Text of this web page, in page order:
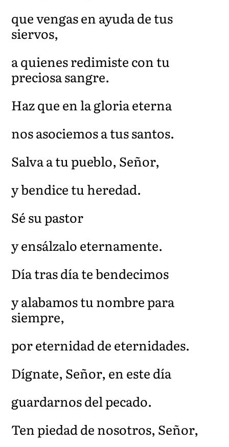
que vengas en ayuda de tus
siervos,
a quienes redimiste con tu
preciosa sangre.
Haz que en la gloria eterna
nos asociemos a tus santos.
Salva a tu pueblo, Señor,
y bendice tu heredad.
Sé su pastor
y ensálzalo eternamente.
Día tras día te bendecimos
y alabamos tu nombre para
siempre,
por eternidad de eternidades.
Dígnate, Señor, en este día
guardarnos del pecado.
Ten piedad de nosotros, Señor,